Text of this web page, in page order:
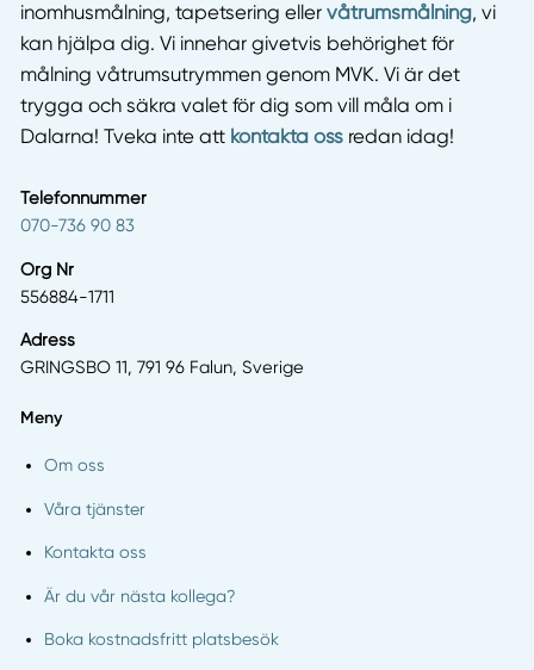
inomhusmålning, tapetsering eller våtrumsmålning, vi
kan hjälpa dig. Vi innehar givetvis behörighet för
målning våtrumsutrymmen genom MVK. Vi är det
trygga och säkra valet för dig som vill måla om i
Dalarna! Tveka inte att kontakta ossredan idag!
Telefonnummer
070-736 90 83
Org Nr
556884-1711
Adress
GRINGSBO 11, 791 96 Falun, Sverige
Meny
Om oss
Våra tjänster
Kontakta oss
Är du vår nästa kollega?
Boka kostnadsfritt platsbesök